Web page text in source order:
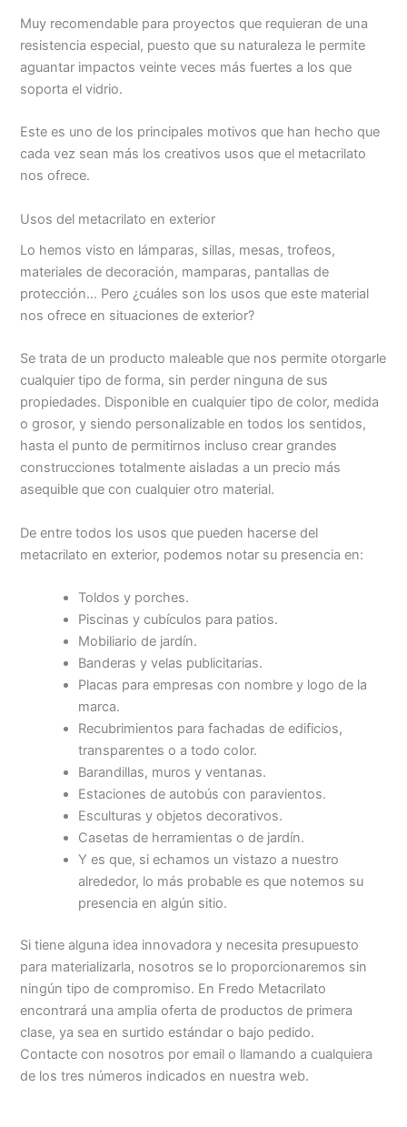
Muy recomendable para proyectos que requieran de una
resistencia especial, puesto que su naturaleza le permite
aguantar impactos veinte veces más fuertes a los que
soporta el vidrio.
Este es uno de los principales motivos que han hecho que
cada vez sean más los creativos usos que el metacrilato
nos ofrece.
Usos del metacrilato en exterior
Lo hemos visto en lámparas, sillas, mesas, trofeos,
materiales de decoración, mamparas, pantallas de
protección… Pero ¿cuáles son los usos que este material
nos ofrece en situaciones de exterior?
Se trata de un producto maleable que nos permite otorgarle
cualquier tipo de forma, sin perder ninguna de sus
propiedades. Disponible en cualquier tipo de color, medida
o grosor, y siendo personalizable en todos los sentidos,
hasta el punto de permitirnos incluso crear grandes
construcciones totalmente aisladas a un precio más
asequible que con cualquier otro material.
De entre todos los usos que pueden hacerse del
metacrilato en exterior, podemos notar su presencia en:
Toldos y porches.
Piscinas y cubículos para patios.
Mobiliario de jardín.
Banderas y velas publicitarias.
Placas para empresas con nombre y logo de la
marca.
Recubrimientos para fachadas de edificios,
transparentes o a todo color.
Barandillas, muros y ventanas.
Estaciones de autobús con paravientos.
Esculturas y objetos decorativos.
Casetas de herramientas o de jardín.
Y es que, si echamos un vistazo a nuestro
alrededor, lo más probable es que notemos su
presencia en algún sitio.
Si tiene alguna idea innovadora y necesita presupuesto
para materializarla, nosotros se lo proporcionaremos sin
ningún tipo de compromiso. En Fredo Metacrilato
encontrará una amplia oferta de productos de primera
clase, ya sea en surtido estándar o bajo pedido.
Contacte con nosotros por email o llamando a cualquiera
de los tres números indicados en nuestra web.